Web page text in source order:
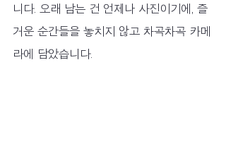
니다. 오래 남는 건 언제나 사진이기에, 즐
거운 순간들을 놓치지 않고 차곡차곡 카메
라에 담았습니다.